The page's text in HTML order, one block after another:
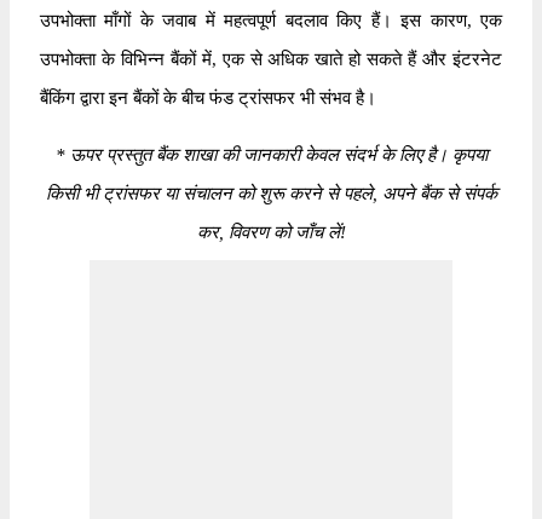
उपभोक्ता माँगों के जवाब में महत्वपूर्ण बदलाव किए हैं। इस कारण, एक
उपभोक्ता के विभिन्न बैंकों में, एक से अधिक खाते हो सकते हैं और इंटरनेट
बैंकिंग द्वारा इन बैंकों के बीच फंड ट्रांसफर भी संभव है।
*ऊपर प्रस्तुत बैंक शाखा की जानकारी केवल संदर्भ के लिए है। कृपया
किसी भी ट्रांसफर या संचालन को शुरू करने से पहले, अपने बैंक से संपर्क
कर, विवरण को जाँच लें!